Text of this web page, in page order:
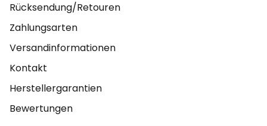
Rücksendung/Retouren
Zahlungsarten
Versandinformationen
Kontakt
Herstellergarantien
Bewertungen